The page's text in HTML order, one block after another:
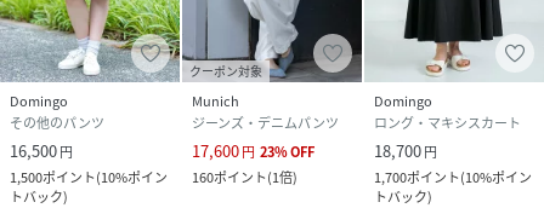
Domingo
その他のパンツ
16,500円
1,500ポイント(10%ポイン
トバック)
クーポン対象
Munich
ジーンズ・デニムパンツ
17,600円 23%OFF
160ポイント(1倍)
Domingo
ロング・マキシスカート
18,700円
1,700ポイント(10%ポイン
トバック)